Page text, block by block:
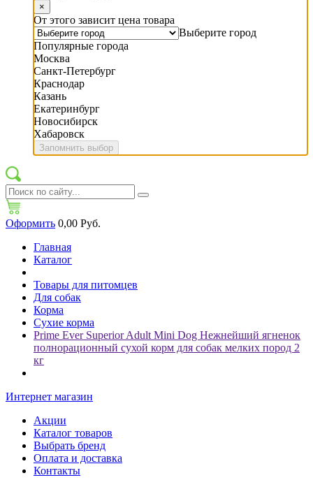
×
От этого зависит цена товара
Выберите город
Популярные города
Москва
Санкт-Петербург
Краснодар
Казань
Екатеринбург
Новосибирск
Хабаровск
Запомнить выбор
Оформить 0,00 Руб.
Главная
Каталог
Товары для питомцев
Для собак
Корма
Сухие корма
Prime Ever Superior Adult Mini Dog Нежнейший ягненок
полнорационный сухой корм для собак мелких пород 2
кг
Интернет магазин
Акции
Каталог товаров
Выбрать бренд
Оплата и доставка
Контакты